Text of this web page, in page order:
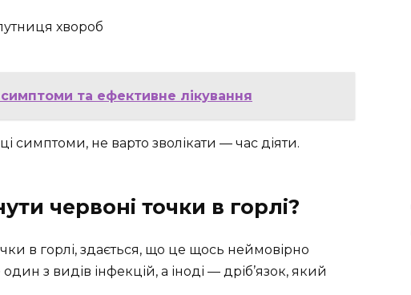
хвороб
та ефективне лікування
симптоми, не варто зволікати — час діяти.
червоні точки в горлі?
в горлі, здається, що це щось неймовірно
з видів інфекцій, а іноді — дріб’язок, який